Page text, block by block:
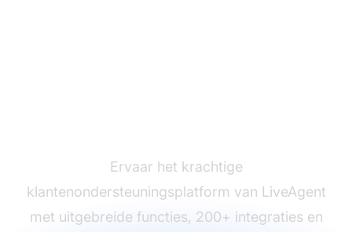
Ervaar het krachtige
klantenondersteuningsplatform van LiveAgent
met uitgebreide functies, 200+ integraties en